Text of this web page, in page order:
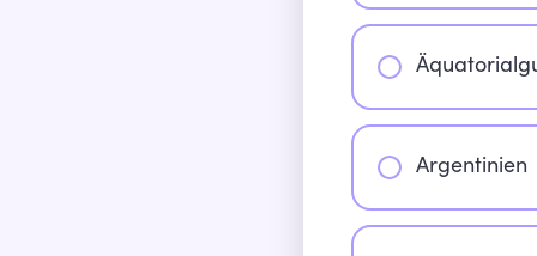
Argentinien